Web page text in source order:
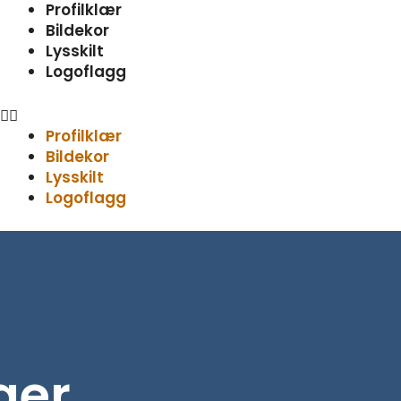
Profilklær
Bildekor
Lysskilt
Logoflagg
Meny
Profilklær
Bildekor
Lysskilt
Logoflagg